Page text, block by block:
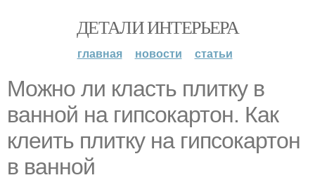
ДЕТАЛИ ИНТЕРЬЕРА
главная новости статьи
Можно ли класть плитку в
ванной на гипсокартон. Как
клеить плитку на гипсокартон
в ванной